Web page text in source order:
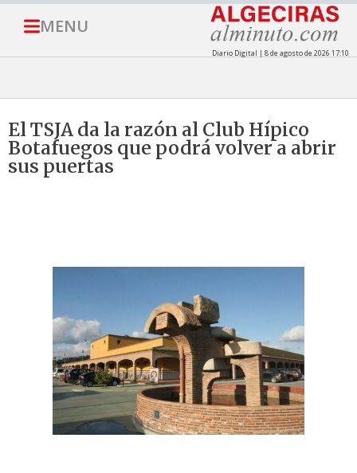
MENU
Diario Digital | 8 de agosto de 2026 17:10
El TSJA da la razón al Club Hípico
Botafuegos que podrá volver a abrir
sus puertas